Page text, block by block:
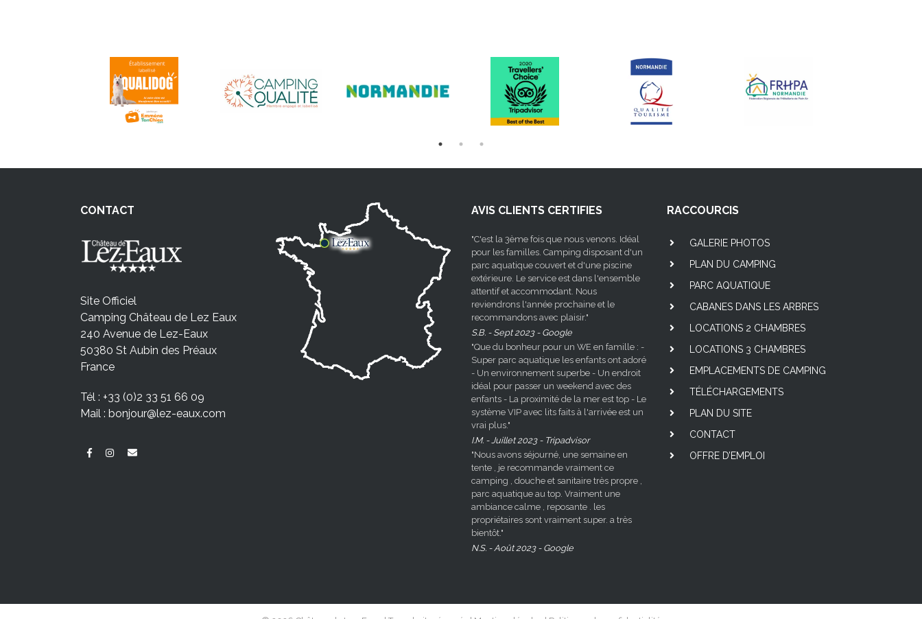
CONTACT
Site Officiel
Camping Château de Lez Eaux
240 Avenue de Lez-Eaux
50380 St Aubin des Préaux
France
Tél : +33 (0)2 33 51 66 09
Mail : bonjour@lez-eaux.com
AVIS CLIENTS CERTIFIES
"C'est la 3ème fois que nous venons. Idéal
pour les familles. Camping disposant d'un
parc aquatique couvert et d'une piscine
extérieure. Le service est dans l'ensemble
attentif et accommodant. Nous
reviendrons l'année prochaine et le
recommandons avec plaisir."
S.B. - Sept 2023 - Google
"Que du bonheur pour un WE en famille : -
Super parc aquatique les enfants ont adoré
- Un environnement superbe - Un endroit
idéal pour passer un weekend avec des
enfants - La proximité de la mer est top - Le
système VIP avec lits faits à l'arrivée est un
vrai plus."
I.M. - Juillet 2023 - Tripadvisor
"Nous avons séjourné, une semaine en
tente , je recommande vraiment ce
camping , douche et sanitaire très propre ,
parc aquatique au top. Vraiment une
ambiance calme , reposante . les
propriétaires sont vraiment super. a très
bientôt."
N.S. - Août 2023 - Google
RACCOURCIS
GALERIE PHOTOS
PLAN DU CAMPING
PARC AQUATIQUE
CABANES DANS LES ARBRES
LOCATIONS 2 CHAMBRES
LOCATIONS 3 CHAMBRES
EMPLACEMENTS DE CAMPING
TÉLÉCHARGEMENTS
PLAN DU SITE
CONTACT
OFFRE D’EMPLOI